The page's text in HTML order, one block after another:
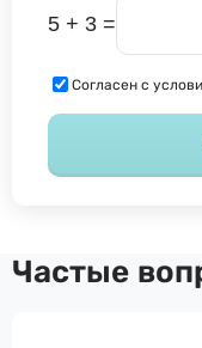
5 + 3 =
Согласен с
Частые